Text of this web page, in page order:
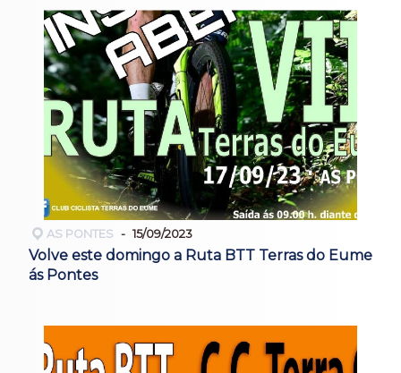
AS PONTES 15/09/2023
Volve este domingo a Ruta BTT Terras do Eume
ás Pontes